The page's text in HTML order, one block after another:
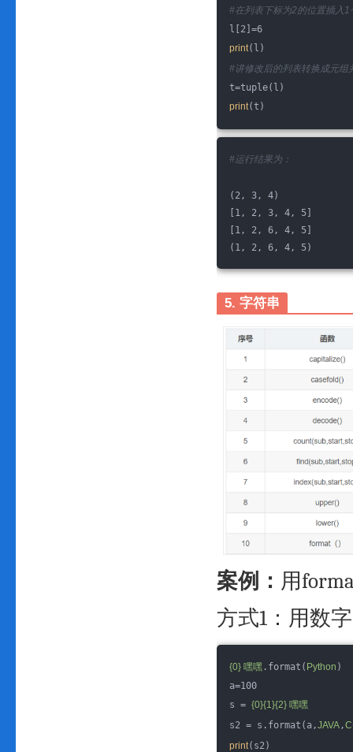
#在列表下标为2的位置插入1
l[2]=6
print(l)
#讲修改后的列表转换成元组
t=tuple(l)
print(t)
#运行结果为：
(2, 3, 4)
[1, 2, 3, 4, 5]
[1, 2, 6, 4, 5]
(1, 2, 6, 4, 5)
5. 字符串
案例： 用
方式1：用数
{0} 嘿嘿 .format( Python )
a=100
s = {0}{1}{2} 嘿嘿
s2 = s.format(a,JAVA,
print(s2)